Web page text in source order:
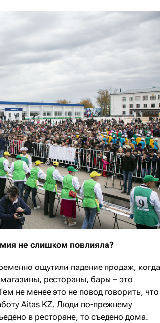
не слишком повлияла?
ощутили падение продаж, когда
рестораны, бары – это
не менее это не повод говорить, что
Aitas KZ. Люди по-прежнему
в ресторане, то съедено дома.